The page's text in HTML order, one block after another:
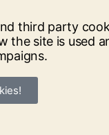
third party
the site is used